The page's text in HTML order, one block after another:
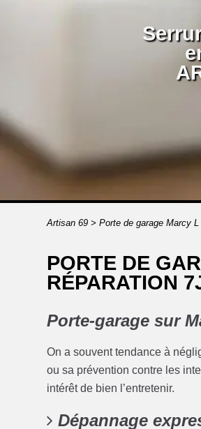
Artisan 69> Porte de garage Marcy
PORTE DE
RÉPARATION
Porte-garage sur
On a souvent tendance à
ou sa prévention contre les
intérêt de bien l’entretenir.
Dépannage